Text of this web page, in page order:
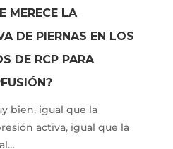
MERECE LA
DE PIERNAS EN LOS
DE RCP PARA
bien, igual que la
activa, igual que la